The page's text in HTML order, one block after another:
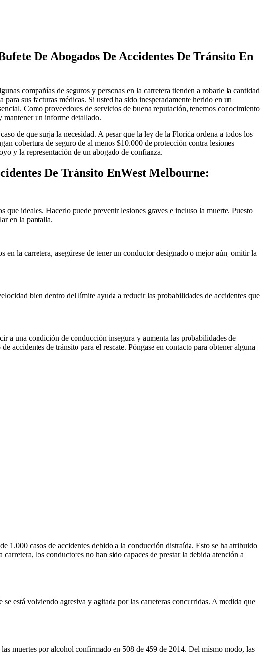
De Abogados De Accidentes De Tránsito En
compañías de seguros y personas en la carretera tienden a robarle la cantidad
sus facturas médicas. Si usted ha sido inesperadamente herido en un
Como proveedores de servicios de buena reputación, tenemos conocimiento
mantener un informe detallado.
de que surja la necesidad. A pesar que la ley de la Florida ordena a todos los
cobertura de seguro de al menos $10.000 de protección contra lesiones
y la representación de un abogado de confianza.
De Tránsito EnWest Melbourne:
que ideales. Hacerlo puede prevenir lesiones graves e incluso la muerte. Puesto
en la pantalla.
la carretera, asegúrese de tener un conductor designado o mejor aún, omitir la
bien dentro del límite ayuda a reducir las probabilidades de accidentes que
a una condición de conducción insegura y aumenta las probabilidades de
accidentes de tránsito para el rescate. Póngase en contacto para obtener alguna
1.000 casos de accidentes debido a la conducción distraída. Esto se ha atribuido
los conductores no han sido capaces de prestar la debida atención a
está volviendo agresiva y agitada por las carreteras concurridas. A medida que
muertes por alcohol confirmado en 508 de 459 de 2014. Del mismo modo, las